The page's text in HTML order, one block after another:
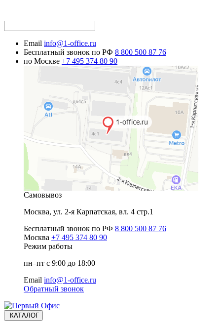
Email info@1-office.ru
Бесплатный звонок по РФ 8 800 500 87 76
по Москве +7 495 374 80 90
Самовывоз
Москва, ул. 2-я Карпатская, вл. 4 стр.1
Бесплатный звонок по РФ 8 800 500 87 76
Москва +7 495 374 80 90
Режим работы
пн–пт с 9:00 до 18:00
Email info@1-office.ru
Обратный звонок
КАТАЛОГ